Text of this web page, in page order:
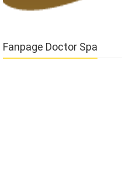
Fanpage Doctor Spa